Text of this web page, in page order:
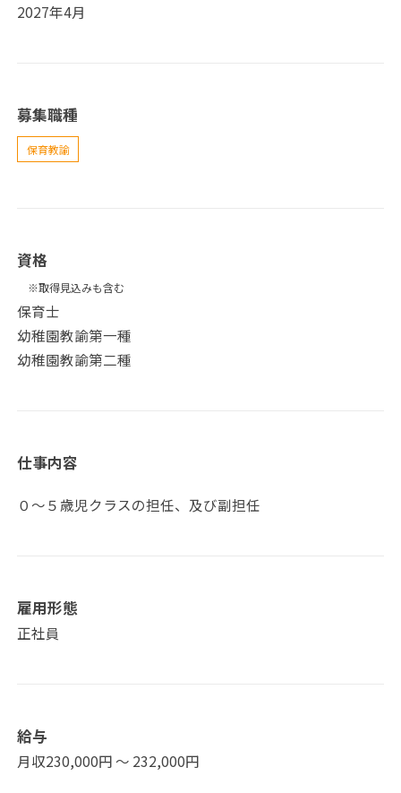
2027年4月
募集職種
保育教諭
資格
※取得見込みも含む
保育士
幼稚園教諭第一種
幼稚園教諭第二種
仕事内容
０～５歳児クラスの担任、及び副担任
雇用形態
正社員
給与
月収230,000円 〜 232,000円